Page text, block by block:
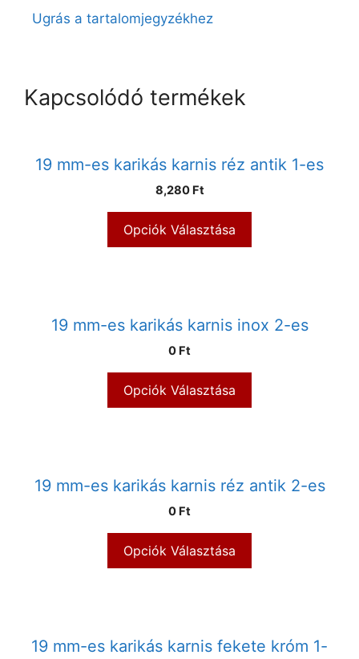
Ugrás a tartalomjegyzékhez
Kapcsolódó termékek
19 mm-es karikás karnis réz antik 1-es
8,280 Ft
Opciók Választása
19 mm-es karikás karnis inox 2-es
0 Ft
Opciók Választása
19 mm-es karikás karnis réz antik 2-es
0 Ft
Opciók Választása
19 mm-es karikás karnis fekete króm 1-